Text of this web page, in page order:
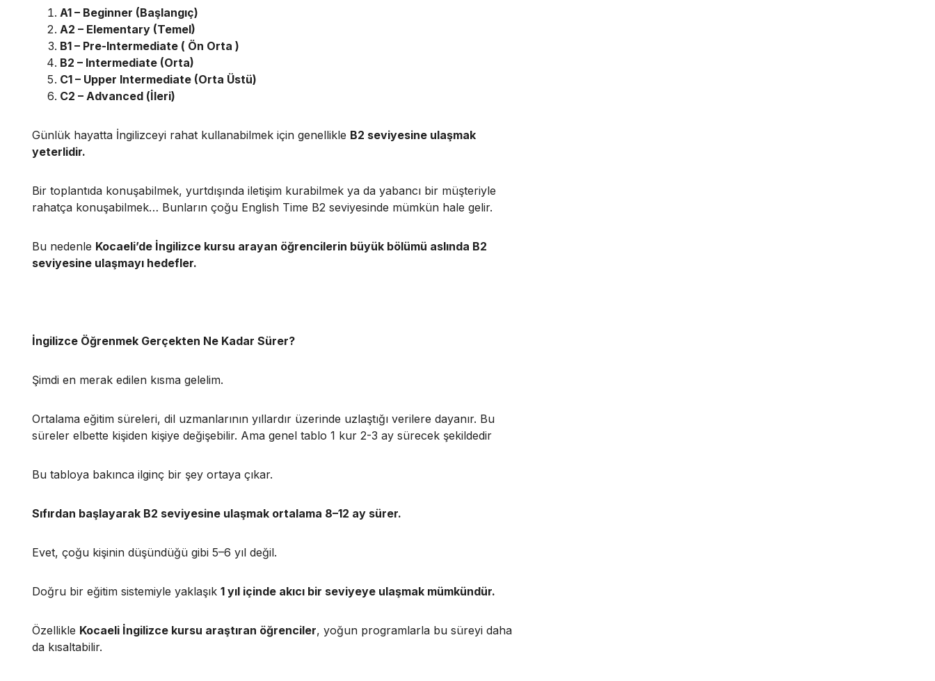
A1 – Beginner (Başlangıç)
A2 – Elementary (Temel)
B1 – Pre-Intermediate ( Ön Orta )
B2 – Intermediate (Orta)
C1 – Upper Intermediate (Orta Üstü)
C2 – Advanced (İleri)
Günlük hayatta İngilizceyi rahat kullanabilmek için genellikle B2 seviyesine ulaşmak
yeterlidir.
Bir toplantıda konuşabilmek, yurtdışında iletişim kurabilmek ya da yabancı bir müşteriyle
rahatça konuşabilmek… Bunların çoğu English Time B2 seviyesinde mümkün hale gelir.
Bu nedenle Kocaeli’de İngilizce kursu arayan öğrencilerin büyük bölümü aslında B2
seviyesine ulaşmayı hedefler.
İngilizce Öğrenmek Gerçekten Ne Kadar Sürer?
Şimdi en merak edilen kısma gelelim.
Ortalama eğitim süreleri, dil uzmanlarının yıllardır üzerinde uzlaştığı verilere dayanır. Bu
süreler elbette kişiden kişiye değişebilir. Ama genel tablo 1 kur 2-3 ay sürecek şekildedir
Bu tabloya bakınca ilginç bir şey ortaya çıkar.
Sıfırdan başlayarak B2 seviyesine ulaşmak ortalama 8–12 ay sürer.
Evet, çoğu kişinin düşündüğü gibi 5–6 yıl değil.
Doğru bir eğitim sistemiyle yaklaşık 1 yıl içinde akıcı bir seviyeye ulaşmak mümkündür.
Özellikle Kocaeli İngilizce kursu araştıran öğrenciler, yoğun programlarla bu süreyi daha
da kısaltabilir.